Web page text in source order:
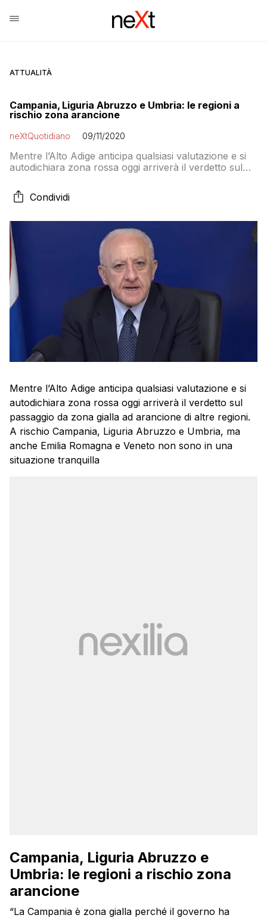
ATTUALITÀ
Campania, Liguria Abruzzo e Umbria: le regioni a
rischio zona arancione
neXtQuotidiano 09/11/2020
Mentre l’Alto Adige anticipa qualsiasi valutazione e si
autodichiara zona rossa oggi arriverà il verdetto sul
A rischio Campania, Liguria Abruzzo e Umbria, ma
anche Emilia Romagna e Veneto non sono in una
Condividi
Mentre l’Alto Adige anticipa qualsiasi valutazione e si
autodichiara zona rossa oggi arriverà il verdetto sul
passaggio da zona gialla ad arancione di altre regioni.
A rischio Campania, Liguria Abruzzo e Umbria, ma
anche Emilia Romagna e Veneto non sono in una
situazione tranquilla
Campania, Liguria Abruzzo e
Umbria: le regioni a rischio zona
arancione
“La Campania è zona gialla perché il governo ha